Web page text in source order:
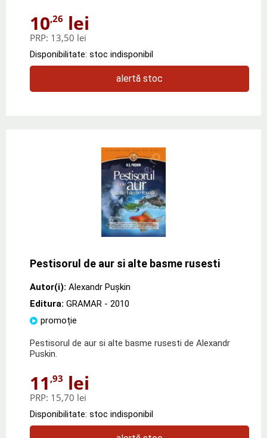
10,26 lei
PRP: 13,50 lei
Disponibilitate: stoc indisponibil
alertă stoc
Pestisorul de aur si alte basme rusesti
Autor(i): Alexandr Puşkin
Editura: GRAMAR - 2010
promoție
Pestisorul de aur si alte basme rusesti de Alexandr
Puskin.
11 ,93 lei
PRP: 15,70 lei
Disponibilitate: stoc indisponibil